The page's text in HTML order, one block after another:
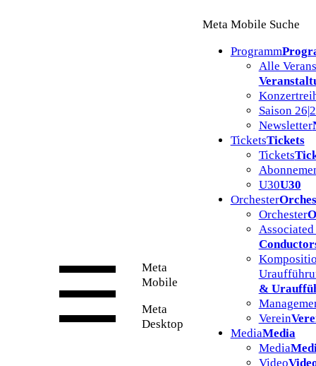
Meta
Mobile
Meta
Desktop
Meta Mobile Suche
Programm
Alle
Saison
Newsletter
TicketsTickets
Tickets
U30U30
Orchester
Orchester
&
Verein
MediaMedia
Media
Video